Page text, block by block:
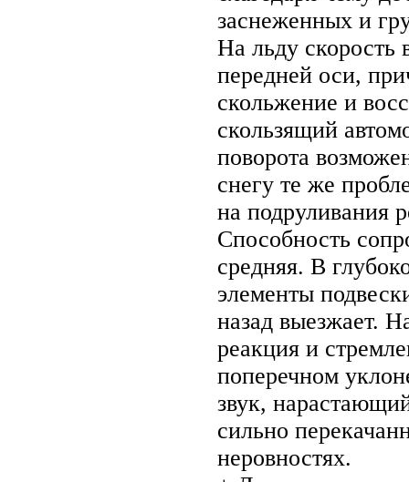
заснеженных и
На льду скорость
передней оси,
скольжение и
скользящий
поворота
снегу те же
на подруливания
Способность
средняя. В
элементы
назад выезжает.
реакция и
поперечном
звук,
сильно
неровностях.